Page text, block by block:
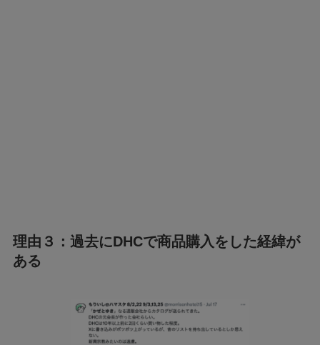
理由３：過去にDHCで商品購入をした経緯が
ある